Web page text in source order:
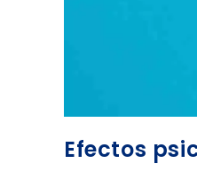
Efectos